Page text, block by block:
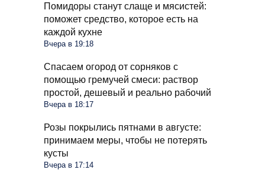
Помидоры станут слаще и мясистей:
поможет средство, которое есть на
каждой кухне
Вчера в 19:18
Спасаем огород от сорняков с
помощью гремучей смеси: раствор
простой, дешевый и реально рабочий
Вчера в 18:17
Розы покрылись пятнами в августе:
принимаем меры, чтобы не потерять
кусты
Вчера в 17:14